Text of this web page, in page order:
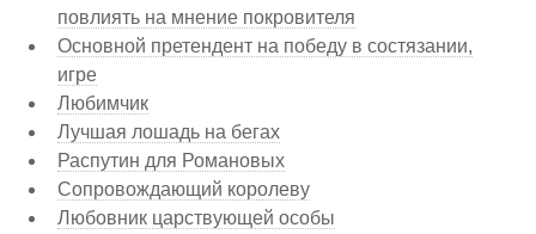
повлиять на мнение покровителя
Основной претендент на победу в состязании,
игре
Любимчик
Лучшая лошадь на бегах
Распутин для Романовых
Сопровождающий королеву
Любовник царствующей особы